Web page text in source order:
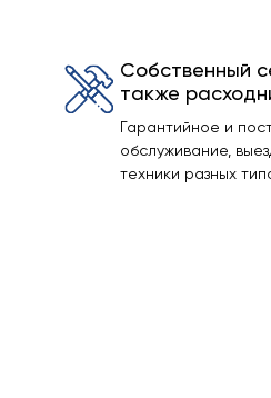
Собственный
также
Гарантийное и
обслуживание,
техники разных